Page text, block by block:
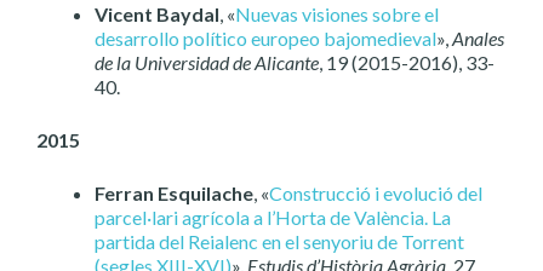
Vicent Baydal, «Nuevas visiones sobre el
desarrollo político europeo bajomedieval»,Anales
de la Universidad de Alicante, 19 (2015-2016), 33-
40.
2015
Ferran Esquilache, «Construcció i evolució del
parcel·lari agrícola a l’Horta de València. La
partida del Reialenc en el senyoriu de Torrent
(segles XIII-XVI)», Estudis d’Història Agrària, 27